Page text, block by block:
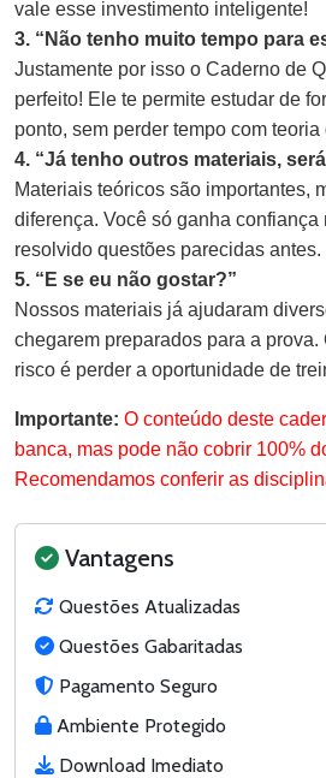
vale esse investimento inteligente!
3. “Não tenho muito tempo para
Justamente por isso o Caderno de
perfeito! Ele te permite estudar de
ponto, sem perder tempo com
4. “Já tenho outros materiais,
Materiais teóricos são importantes,
diferença. Você só ganha confiança
resolvido questões parecidas antes.
5. “E se eu não gostar?”
Nossos materiais já ajudaram
chegarem preparados para a prova.
risco é perder a oportunidade de
Importante: O conteúdo deste
banca, mas pode não cobrir 100%
Recomendamos conferir as
Vantagens
Questões Atualizadas
Questões Gabaritadas
Pagamento Seguro
Ambiente Protegido
Download Imediato